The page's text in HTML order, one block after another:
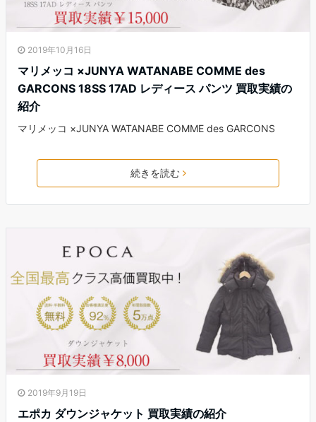
2019年10月16日
マリメッコ ×JUNYA WATANABE COMME des
GARCONS 18SS 17AD レディース パンツ 買取実績の
紹介
マリメッコ ×JUNYA WATANABE COMME des GARCONS
続きを読む
2019年9月19日
エポカ ダウンジャケット 買取実績の紹介